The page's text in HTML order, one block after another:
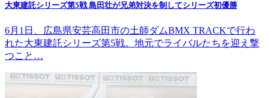
大東建託シリーズ第5戦 島田壮が兄弟対決を制してシリーズ初優勝
6月1日、広島県安芸高田市の土師ダムBMX TRACKで行わ
れた大東建託シリーズ第5戦。地元でライバルたちを迎え撃
つこと…